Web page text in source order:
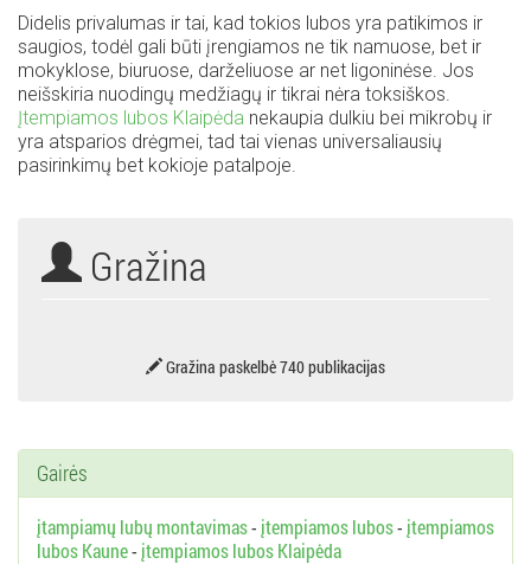
Didelis privalumas ir tai, kad tokios lubos yra patikimos ir
saugios, todėl gali būti įrengiamos ne tik namuose, bet ir
mokyklose, biuruose, darželiuose ar net ligoninėse. Jos
neišskiria nuodingų medžiagų ir tikrai nėra toksiškos.
Įtempiamos lubos Klaipėda nekaupia dulkiu bei mikrobų ir
yra atsparios drėgmei, tad tai vienas universaliausių
pasirinkimų bet kokioje patalpoje.
Gražina
Gražina paskelbė 740 publikacijas
Gairės
įtampiamų lubų montavimas- įtempiamos lubos- įtempiamos
lubos Kaune- įtempiamos lubos Klaipėda